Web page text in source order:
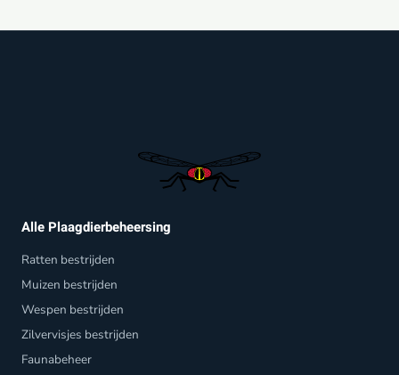
Alle Plaagdierbeheersing
Ratten bestrijden
Muizen bestrijden
Wespen bestrijden
Zilvervisjes bestrijden
Faunabeheer